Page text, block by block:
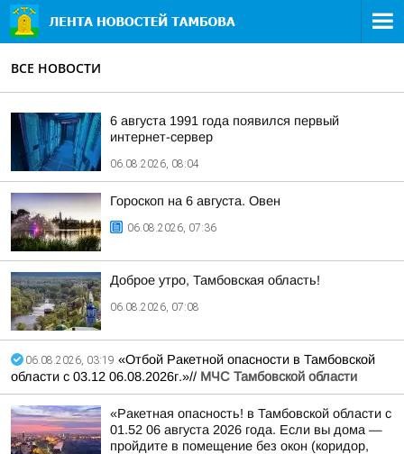
ВСЕ НОВОСТИ
6 августа 1991 года появился первый
интернет-сервер
06.08.2026, 08:04
Гороскоп на 6 августа. Овен
06.08.2026, 07:36
Доброе утро, Тамбовская область!
06.08.2026, 07:08
06.08.2026, 03:19 «Отбой Ракетной опасности в Тамбовской
области с 03.12 06.08.2026г.»// МЧС Тамбовской области
«Ракетная опасность! в Тамбовской области с
01.52 06 августа 2026 года. Если вы дома —
пройдите в помещение без окон (коридор,